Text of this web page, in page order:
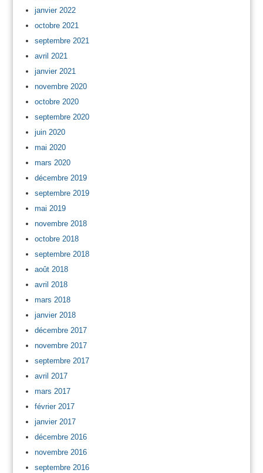
janvier 2022
octobre 2021
septembre 2021
avril 2021
janvier 2021
novembre 2020
octobre 2020
septembre 2020
juin 2020
mai 2020
mars 2020
décembre 2019
septembre 2019
mai 2019
novembre 2018
octobre 2018
septembre 2018
août 2018
avril 2018
mars 2018
janvier 2018
décembre 2017
novembre 2017
septembre 2017
avril 2017
mars 2017
février 2017
janvier 2017
décembre 2016
novembre 2016
septembre 2016